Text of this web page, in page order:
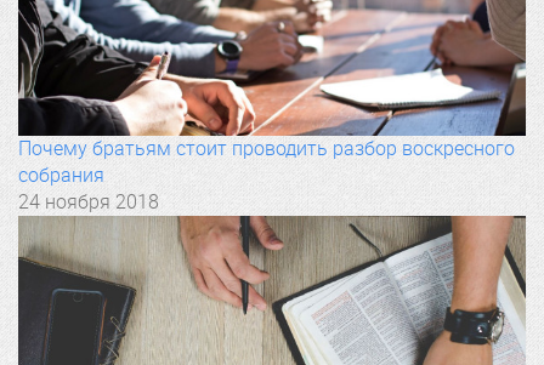
Почему братьям стоит проводить разбор воскресного
собрания
24 ноября 2018